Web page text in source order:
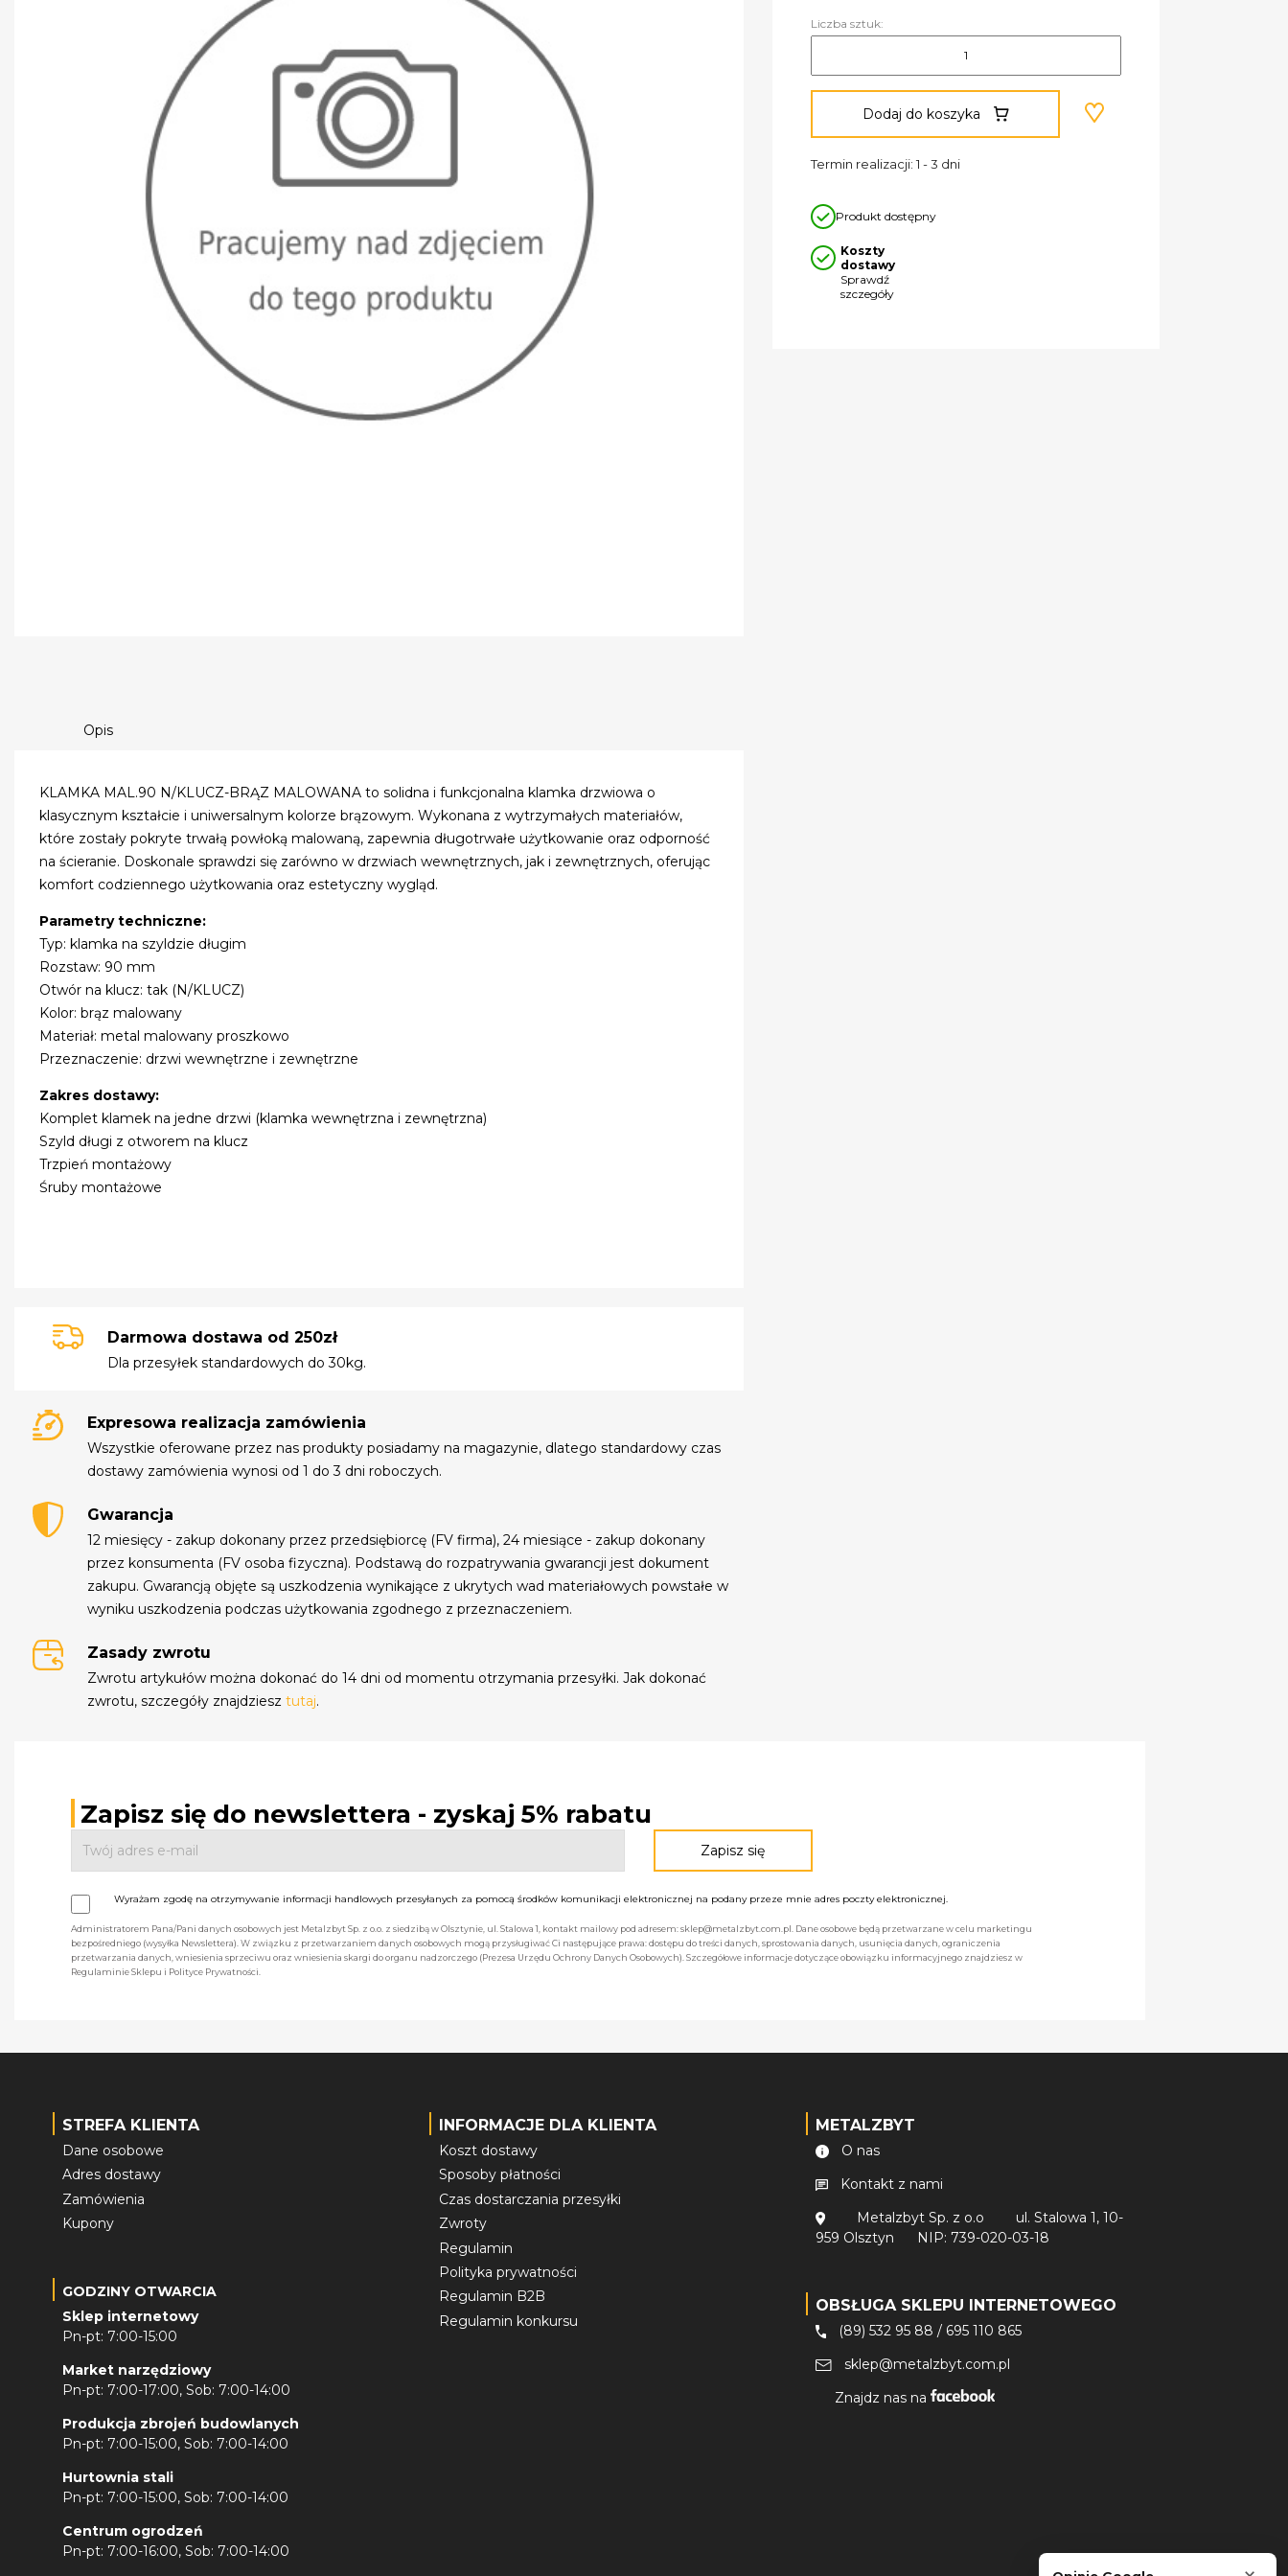
Opis
KLAMKA MAL.90 N/KLUCZ-BRĄZ MALOWANA to solidna i funkcjonalna klamka drzwiowa o
klasycznym kształcie i uniwersalnym kolorze brązowym. Wykonana z wytrzymałych materiałów,
które zostały pokryte trwałą powłoką malowaną, zapewnia długotrwałe użytkowanie oraz odporność
na ścieranie. Doskonale sprawdzi się zarówno w drzwiach wewnętrznych, jak i zewnętrznych, oferując
komfort codziennego użytkowania oraz estetyczny wygląd.
Parametry techniczne:
Typ: klamka na szyldzie długim
Rozstaw: 90 mm
Otwór na klucz: tak (N/KLUCZ)
Kolor: brąz malowany
Materiał: metal malowany proszkowo
Przeznaczenie: drzwi wewnętrzne i zewnętrzne
Zakres dostawy:
Komplet klamek na jedne drzwi (klamka wewnętrzna i zewnętrzna)
Szyld długi z otworem na klucz
Trzpień montażowy
Śruby montażowe
Darmowa dostawa od 250zł
Dla przesyłek standardowych do 30kg.
Expresowa realizacja zamówienia
Wszystkie oferowane przez nas produkty posiadamy na magazynie, dlatego standardowy czas
dostawy zamówienia wynosi od 1 do 3 dni roboczych.
Gwarancja
12 miesięcy - zakup dokonany przez przedsiębiorcę (FV firma), 24 miesiące - zakup dokonany
przez konsumenta (FV osoba fizyczna). Podstawą do rozpatrywania gwarancji jest dokument
zakupu. Gwarancją objęte są uszkodzenia wynikające z ukrytych wad materiałowych powstałe w
wyniku uszkodzenia podczas użytkowania zgodnego z przeznaczeniem.
Zasady zwrotu
Zwrotu artykułów można dokonać do 14 dni od momentu otrzymania przesyłki. Jak dokonać
zwrotu, szczegóły znajdziesztutaj.
Liczba sztuk:
Dodaj do koszyka
Termin realizacji: 1 - 3 dni
Produkt dostępny
Koszty
dostawy
Sprawdź
szczegóły
Zapisz się do newslettera - zyskaj 5% rabatu
Wyrażam zgodę na otrzymywanie informacji handlowych przesyłanych za pomocą środków komunikacji elektronicznej na podany przeze mnie adres poczty elektronicznej.
Administratorem Pana/Pani danych osobowych jest Metalzbyt Sp. z o.o. z siedzibą w Olsztynie, ul. Stalowa 1, kontakt mailowy pod adresem: sklep@metalzbyt.com.pl. Dane osobowe będą przetwarzane w celu marketingu
bezpośredniego (wysyłka Newslettera). W związku z przetwarzaniem danych osobowych mogą przysługiwać Ci następujące prawa: dostępu do treści danych, sprostowania danych, usunięcia danych, ograniczenia
przetwarzania danych, wniesienia sprzeciwu oraz wniesienia skargi do organu nadzorczego (Prezesa Urzędu Ochrony Danych Osobowych). Szczegółowe informacje dotyczące obowiązku informacyjnego znajdziesz w
Regulaminie Sklepu i Polityce Prywatności.
STREFA KLIENTA
Dane osobowe
Adres dostawy
Zamówienia
Kupony
GODZINY OTWARCIA
Sklep internetowy
Pn-pt: 7:00-15:00
Market narzędziowy
Pn-pt: 7:00-17:00, Sob: 7:00-14:00
Produkcja zbrojeń budowlanych
Pn-pt: 7:00-15:00, Sob: 7:00-14:00
Hurtownia stali
Pn-pt: 7:00-15:00, Sob: 7:00-14:00
Centrum ogrodzeń
Pn-pt: 7:00-16:00, Sob: 7:00-14:00
INFORMACJE DLA KLIENTA
Koszt dostawy
Sposoby płatności
Czas dostarczania przesyłki
Zwroty
Regulamin
Polityka prywatności
Regulamin B2B
Regulamin konkursu
METALZBYT
O nas
Kontakt z nami
Metalzbyt Sp. z o.o
ul. Stalowa 1, 10-
959 Olsztyn
NIP: 739-020-03-18
OBSŁUGA SKLEPU INTERNETOWEGO
(89) 532 95 88 / 695 110 865
sklep@metalzbyt.com.pl
Znajdz nas na